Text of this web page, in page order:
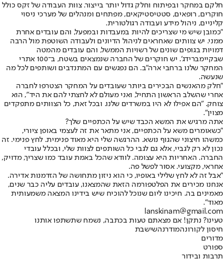
חלקם במחקר ובפיתוח וחלק גדול יותר בייצור. צוות העבודה של זקס כולל
חוקרים, רופאים, סטטיסטיקאים, מפתחים ומנהלים של מערכי ניסוי
קליניים, ניהול מידע ועבודה רגולטורית.
"כמובן שיש מי שצריכים להיות במעבדות ובמפעל, והם עובדים אחרת
ממני. יש צוותים שאחראים לניהול הדיונים ולעבודה השוטפת מול הרבה
דמויות בגופים שונים של רשויות הממשל, והם עובדים מהמטה
שבקיימברידג'. יש חוקרים של החברה שנמצאים בשטח, ב־100 אתרי
המחקר שלנו ברחבי ארה"ב. הם נפגשים עם המתנדבים ושותפים לכל מה
שנעשה.
"חלק מהאנשים הבכירים ביותר שעובדים על המחקר הצטרפו לחברה
אחרי שהשלב הראשון התחיל, ואני מעולם לא לחצתי להם את היד", הוא
צוחק. "הם אפילו לא היו במשרדים שלנו. ובכל זאת, כל הצוותים מתפקדים
מצוין".
אתה מרגיש את המשא הכבד שיש על הכתפיים שלך?
"כשאומרים משא על הכתפיים, אני מתאר את זה לעצמי באופן ציורי,
כמשהו חיצוני שהגוף נושא. ההרגשה שלי היא מאוד פנימית. לחץ פנימי. זה
נכון לא רק לגביי, אלא גם לגבי כל השותפים לצוות שלי, ובכלל עובדי
החברה. האחריות היא עצומה. לוודא שהכל באמת עובד כמו שצריך, מדויק,
אחראי, מקצועי. אסור לפשל פה.
"אבל זה לא לחץ שלילי באופיו, כי הוא ניזון מתחושה של הזדמנות אדירה.
אנחנו מכירים את הפלטפורמה הזאת שהמצאנו, עובדים עליה כבר שנים,
מאמינים בה. חיכינו ליום שנוכל להוכיח שיש בידינו המצאה משמעותית
מאוד".
lanskinam@gmail.com
טעינו? נתקן! אם מצאתם טעות בכתבה, נשמח שתשתפו אותנו
חיסון לקורונהמודרנהשישבת
מדורים
ספורט
תרבות ובידור